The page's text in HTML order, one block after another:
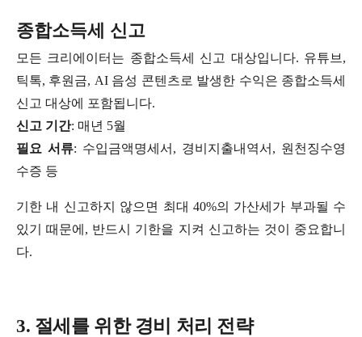
종합소득세 신고
모든 크리에이터는 종합소득세 신고 대상입니다. 유튜브,
틱톡, 후원금, AI 음성 콘텐츠로 발생한 수익은 종합소득세
신고 대상에 포함됩니다.
신고 기간: 매년 5월
필요 서류: 수입금액명세서, 경비지출내역서, 원천징수영
수증 등
기한 내 신고하지 않으면 최대 40%의 가산세가 부과될 수
있기 때문에, 반드시 기한을 지켜 신고하는 것이 중요합니
다.
3. 절세를 위한 경비 처리 전략